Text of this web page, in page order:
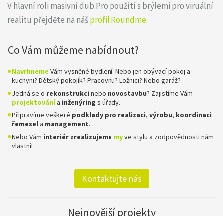
V hlavní roli masivní dub.Pro použítí s brýlemi pro viruální
realitu přejděte na nášprofil Roundme.
Co Vám můžeme nabídnout?
Navrhneme Vám vysněné bydlení. Nebo jen obývací pokoj a
kuchyni? Dětský pokojík? Pracovnu? Ložnici? Nebo garáž?
Jedná se o rekonstrukci nebo novostavbu? Zajistíme Vám
projektovánía inženýring s úřady.
Připravíme veškeré podklady pro realizaci, výrobu, koordinaci
řemesela management.
Nebo Vám interiér zrealizujeme myve stylu a zodpovědnosti nám
vlastní!
Kontaktujte nás
Nejnovější projekty